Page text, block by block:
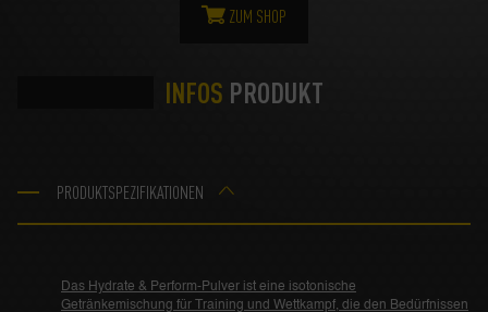
ZUM SHOP
INFOS PRODUKT
PRODUKTSPEZIFIKATIONEN
Das Hydrate & Perform-Pulver ist eine isotonische
Getränkemischung für Training und Wettkampf, die den Bedürfnissen